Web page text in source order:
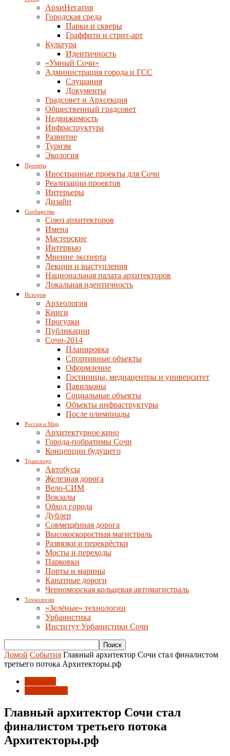
АрхиНегатив
Городская среда
Парки и скверы
Граффити и стрит-арт
Культура
Идентичность
«Умный Сочи»
Администрация города и ГСС
Слушания
Документы
Градсовет и Архсекция
Общественный градсовет
Недвижимость
Инфраструктура
Развитие
Туризм
Экология
Проекты
Иностранные проекты для Сочи
Реализации проектов
Интерьеры
Дизайн
Сообщество
Союз архитекторов
Имена
Мастерские
Интервью
Мнение эксперта
Лекции и выступления
Национальная палата архитекторов
Локальная идентичность
История
Археология
Книги
Прогулки
Публикации
Сочи-2014
Планировка
Спортивные объекты
Оформление
Гостиницы, медиацентры и университет
Павильоны
Социальные объекты
Объекты инфраструктуры
После олимпиады
Россия и Мир
Архитектурное кино
Города-побратимы Сочи
Концепции будущего
Транспорт
Автобусы
Железная дорога
Вело-СИМ
Вокзалы
Обход города
Дублер
Совмещённая дорога
Высокоскоростная магистраль
Развязки и перекрёстки
Мосты и переходы
Парковки
Порты и марины
Канатные дороги
Черноморская кольцевая автомагистраль
Технологии
«Зелёные» технологии
Урбанистика
Институт Урбанистики Сочи
Домой События Главный архитектор Сочи стал финалистом
третьего потока Архитекторы.рф
Главный архитектор Сочи стал
финалистом третьего потока
Архитекторы.рф